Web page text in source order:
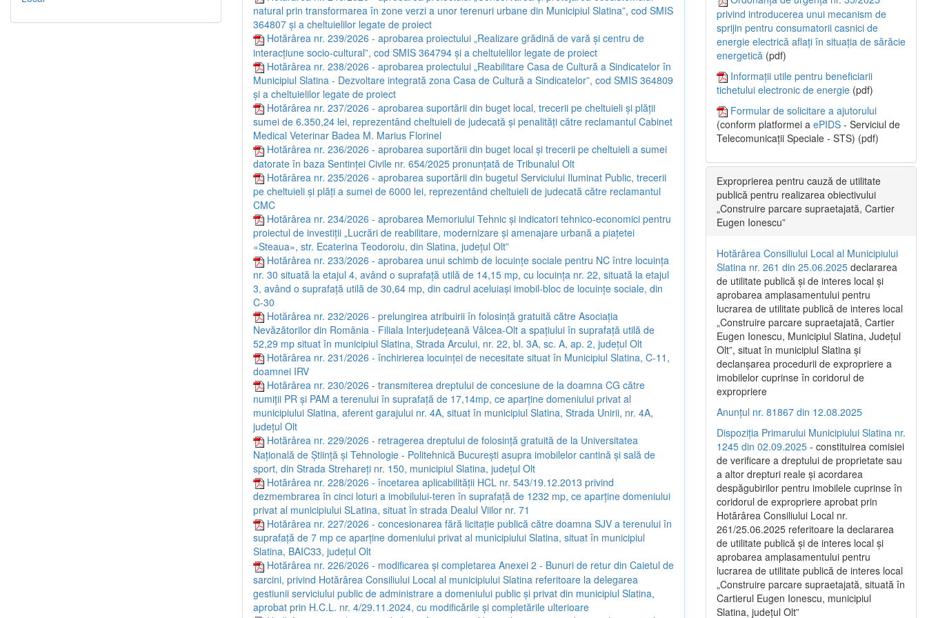
natural prin transformarea în zone verzi a unor terenuri urbane din Municipiul Slatina”, cod SMIS
364807 și a cheltuielilor legate de proiect
Hotărârea nr. 239/2026 - aprobarea proiectului „Realizare grădină de vară și centru de
interacțiune socio-cultural”, cod SMIS 364794 și a cheltuielilor legate de proiect
Hotărârea nr. 238/2026 - aprobarea proiectului „Reabilitare Casa de Cultură a Sindicatelor în
Municipiul Slatina - Dezvoltare integrată zona Casa de Cultură a Sindicatelor”, cod SMIS 364809
și a cheltuielilor legate de proiect
Hotărârea nr. 237/2026 - aprobarea suportării din buget local, trecerii pe cheltuieli și plății
sumei de 6.350,24 lei, reprezentând cheltuieli de judecată și penalități către reclamantul Cabinet
Medical Veterinar Badea M. Marius Florinel
Hotărârea nr. 236/2026 - aprobarea suportării din buget local și trecerii pe cheltuieli a sumei
datorate în baza Sentinței Civile nr. 654/2025 pronunțată de Tribunalul Olt
Hotărârea nr. 235/2026 - aprobarea suportării din bugetul Serviciului Iluminat Public, trecerii
pe cheltuieli și plăți a sumei de 6000 lei, reprezentând cheltuieli de judecată către reclamantul
CMC
Hotărârea nr. 234/2026 - aprobarea Memoriului Tehnic și indicatori tehnico-economici pentru
proiectul de investiții „Lucrări de reabilitare, modernizare și amenajare urbană a piațetei
«Steaua», str. Ecaterina Teodoroiu, din Slatina, județul Olt”
Hotărârea nr. 233/2026 - aprobarea unui schimb de locuințe sociale pentru NC între locuința
nr. 30 situată la etajul 4, având o suprafață utilă de 14,15 mp, cu locuința nr. 22, situată la etajul
3, având o suprafață utilă de 30,64 mp, din cadrul aceluiași imobil-bloc de locuințe sociale, din
C-30
Hotărârea nr. 232/2026 - prelungirea atribuirii în folosință gratuită către Asociația
Nevăzătorilor din România - Filiala Interjudețeană Vâlcea-Olt a spațiului în suprafață utilă de
52,29 mp situat în municipiul Slatina, Strada Arcului, nr. 22, bl. 3A, sc. A, ap. 2, județul Olt
Hotărârea nr. 231/2026 - închirierea locuinței de necesitate situat în Municipiul Slatina, C-11,
doamnei IRV
Hotărârea nr. 230/2026 - transmiterea dreptului de concesiune de la doamna CG către
numiții PR și PAM a terenului în suprafață de 17,14mp, ce aparține domeniului privat al
municipiului Slatina, aferent garajului nr. 4A, situat în municipiul Slatina, Strada Unirii, nr. 4A,
județul Olt
Hotărârea nr. 229/2026 - retragerea dreptului de folosință gratuită de la Universitatea
Națională de Știință și Tehnologie - Politehnică București asupra imobilelor cantină și sală de
sport, din Strada Strehareți nr. 150, municipiul Slatina, județul Olt
Hotărârea nr. 228/2026 - încetarea aplicabilității HCL nr. 543/19.12.2013 privind
dezmembrarea în cinci loturi a imobilului-teren în suprafață de 1232 mp, ce aparține domeniului
privat al municipiului SLatina, situat în strada Dealul Viilor nr. 71
Hotărârea nr. 227/2026 - concesionarea fără licitație publică către doamna SJV a terenului în
suprafață de 7 mp ce aparține domeniului privat al municipiului Slatina, situat în municipiul
Slatina, BAIC33, județul Olt
Hotărârea nr. 226/2026 - modificarea și completarea Anexei 2 - Bunuri de retur din Caietul de
sarcini, privind Hotărârea Consiliului Local al municipiului Slatina referitoare la delegarea
gestiunii serviciului public de administrare a domeniului public și privat din municipiul Slatina,
aprobat prin H.C.L. nr. 4/29.11.2024, cu modificările și completările ulterioare
privind introducerea unui mecanism de
sprijin pentru consumatorii casnici de
energie electrică aflați în situația de sărăcie
energetică (pdf)
Informații utile pentru beneficiarii
tichetului electronic de energie (pdf)
Formular de solicitare a ajutorului
(conform platformei a ePIDS - Serviciul de
Telecomunicații Speciale - STS) (pdf)
Exproprierea pentru cauză de utilitate
publică pentru realizarea obiectivului
„Construire parcare supraetajată, Cartier
Eugen Ionescu”
Hotărârea Consiliului Local al Municipiului
Slatina nr. 261 din 25.06.2025 declararea
de utilitate publică și de interes local și
aprobarea amplasamentului pentru
lucrarea de utilitate publică de interes local
„Construire parcare supraetajată, Cartier
Eugen Ionescu, Municipiul Slatina, Județul
Olt”, situat în municipiul Slatina și
declanșarea procedurii de expropriere a
imobilelor cuprinse în coridorul de
expropriere
Anunțul nr. 81867 din 12.08.2025
Dispoziția Primarului Municipiului Slatina nr.
1245 din 02.09.2025 - constituirea comisiei
de verificare a dreptului de proprietate sau
a altor drepturi reale și acordarea
despăgubirilor pentru imobilele cuprinse în
coridorul de expropriere aprobat prin
Hotărârea Consiliului Local nr.
261/25.06.2025 referitoare la declararea
de utilitate publică și de interes local și
aprobarea amplasamentului pentru
lucrarea de utilitate publică de interes local
„Construire parcare supraetajată, situată în
Cartierul Eugen Ionescu, municipiul
Slatina, județul Olt”